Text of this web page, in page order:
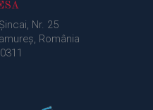
Nr. 25
România